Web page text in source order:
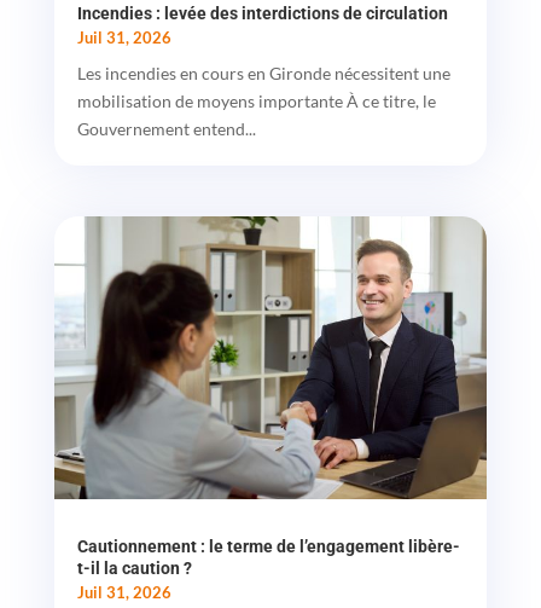
Incendies : levée des interdictions de circulation
Juil 31, 2026
Les incendies en cours en Gironde nécessitent une
mobilisation de moyens importante À ce titre, le
Gouvernement entend...
Cautionnement : le terme de l’engagement libère-
t-il la caution ?
Juil 31, 2026